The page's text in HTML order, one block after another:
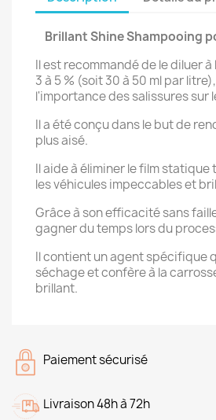
Brillant Shine Shampooing
Il est recommandé de le diluer
3 à 5 % (soit 30 à 50 ml par
l'importance des salissures sur
Il a été conçu dans le but de
plus aisé.
Il aide à éliminer le film
les véhicules impeccables et
Grâce à son efficacité sans
gagner du temps lors du
Il contient un agent spécifique
séchage et confère à la
brillant.
Paiement sécurisé
Livraison 48h à 72h